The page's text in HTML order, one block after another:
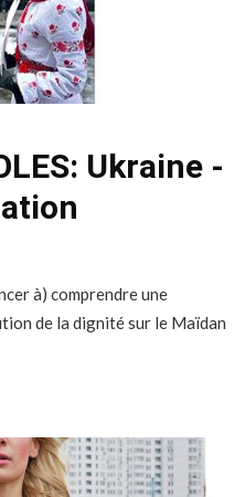
Ukraine -
à) comprendre une
de la dignité sur le Maïdan